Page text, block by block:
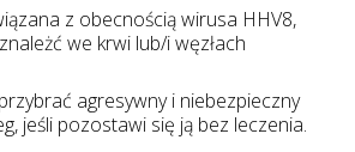
z obecnością wirusa HHV8,
we krwi lub/i węzłach
agresywny i niebezpieczny
jeśli pozostawi się ją bez leczenia.